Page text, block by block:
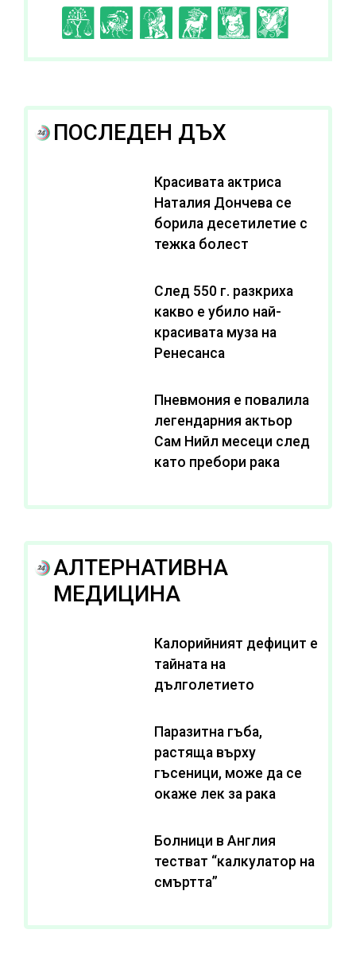
I J K L A B
ПОСЛЕДЕН ДЪХ
Красивата актриса
Наталия Дончева се
борила десетилетие с
тежка болест
След 550 г. разкриха
какво е убило най-
красивата муза на
Ренесанса
Пневмония е повалила
легендарния актьор
Сам Нийл месеци след
като пребори рака
АЛТЕРНАТИВНА
МЕДИЦИНА
Калорийният дефицит е
тайната на
дълголетието
Паразитна гъба,
растяща върху
гъсеници, може да се
окаже лек за рака
Болници в Англия
тестват “калкулатор на
смъртта”